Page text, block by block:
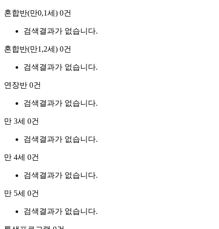
혼합반(만0,1세) 0건
검색결과가 없습니다.
혼합반(만1,2세) 0건
검색결과가 없습니다.
연장반 0건
검색결과가 없습니다.
만 3세 0건
검색결과가 없습니다.
만 4세 0건
검색결과가 없습니다.
만 5세 0건
검색결과가 없습니다.